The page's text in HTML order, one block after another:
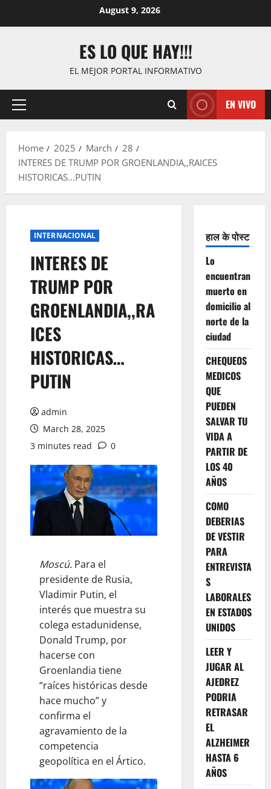
August 9, 2026
ES LO QUE HAY!!!
EL MEJOR PORTAL INFORMATIVO
Primary
EN VIVO
Home 2025 March
28
INTERES DE TRUMP POR GROENLANDIA,,RAICES
HISTORICAS…PUTIN
INTERNACIONAL
INTERES DE
TRUMP POR
GROENLANDIA,,RA
ICES
HISTORICAS…
PUTIN
admin
March 28, 2025
3 minutes read
0
Moscú. Para el
presidente de Rusia,
Vladimir Putin, el
interés que muestra su
colega estadunidense,
Donald Trump, por
hacerse con
Groenlandia tiene
“raíces históricas desde
hace mucho” y
confirma el
agravamiento de la
competencia
geopolítica en el Ártico.
हाल के पोस्ट
Lo
encuentran
muerto en
domicilio al
norte de la
ciudad
CHEQUEOS
MEDICOS
QUE
PUEDEN
SALVAR TU
VIDA A
PARTIR DE
LOS 40
AÑOS
COMO
DEBERIAS
DE VESTIR
PARA
ENTREVISTA
S
LABORALES
EN ESTADOS
UNIDOS
LEER Y
JUGAR AL
AJEDREZ
PODRIA
RETRASAR
EL
ALZHEIMER
HASTA 6
AÑOS